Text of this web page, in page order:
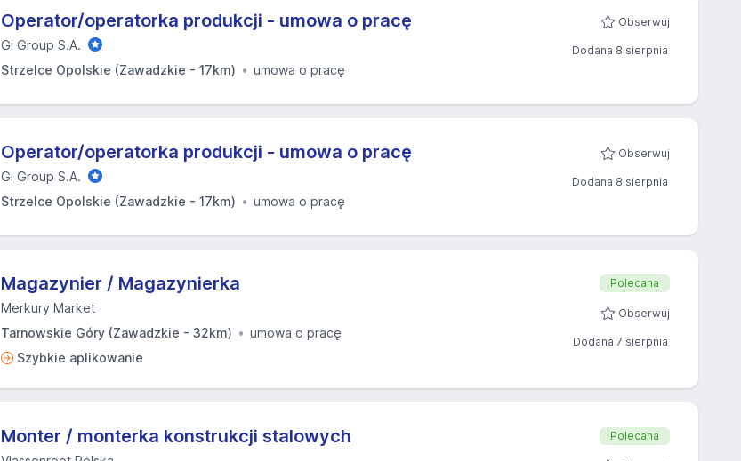
Operator/operatorka produkcji - umowa o pracę
Gi Group S.A.
Strzelce Opolskie (Zawadzkie - 17km)
umowa o pracę
Obserwuj
Dodana 8 sierpnia
Operator/operatorka produkcji - umowa o pracę
Gi Group S.A.
Strzelce Opolskie (Zawadzkie - 17km)
umowa o pracę
Obserwuj
Dodana 8 sierpnia
Magazynier / Magazynierka
Merkury Market
Tarnowskie Góry (Zawadzkie - 32km)
umowa o pracę
Szybkie aplikowanie
Polecana
Obserwuj
Dodana 7 sierpnia
Monter / monterka konstrukcji stalowych Polecana